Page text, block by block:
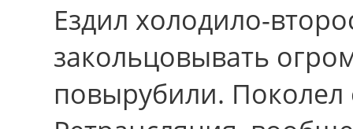
Ездил холодило-
закольцовывать
повырубили. Поколел